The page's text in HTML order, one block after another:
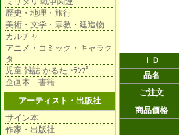
歴史・地理・旅行
美術・文学・宗教・建造物
カルチャ
アニメ・コミック・キャラク
タ
児童 雑誌 かるた ﾄﾗﾝﾌﾟ
企画本 書籍
アーティスト・出版社
サイン本
作家・出版社
ＩＤ
品名
ご注文
商品価格